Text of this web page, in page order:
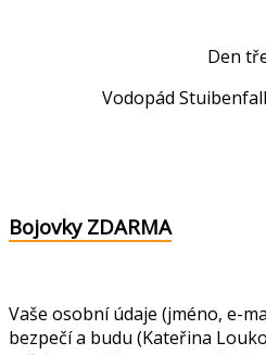
Den
Vodopád
Bojovky ZDARMA
Vaše osobní údaje (jméno, e-
bezpečí a budu (Kateřina